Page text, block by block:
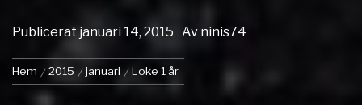
Publicerat januari 14, 2015 Av ninis74
Hem 2015 januari Loke 1 år